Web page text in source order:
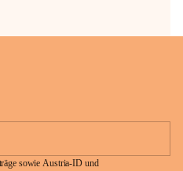
sowie Austria-ID und